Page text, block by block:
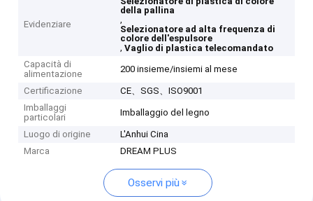
Evidenziare
della pallina
,
Selezionatore ad alta frequenza di
colore dell'espulsore
,Vaglio di plastica telecomandato
Capacità di
alimentazione
200 insieme/insiemi al mese
Certificazione
CE、SGS、ISO9001
Imballaggi
particolari
Imballaggio del legno
Luogo di origine
L'Anhui Cina
Marca
DREAM PLUS
Osservi più